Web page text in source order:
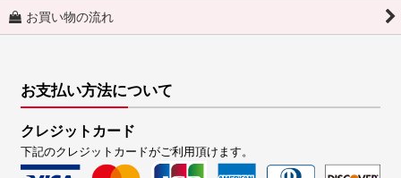
お買い物の流れ
お支払い方法について
クレジットカード
下記のクレジットカードがご利用頂けます。